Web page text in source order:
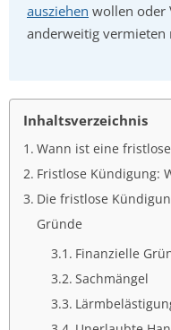
ausziehen wollen oder
anderweitig vermieten
Inhaltsverzeichnis
Wann ist eine
Fristlose Kündigung:
Die fristlose
Gründe
Finanzielle
Sachmängel